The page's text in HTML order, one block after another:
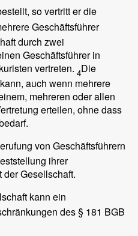
so vertritt er die
Geschäftsführer
durch zwei
Geschäftsführer in
vertreten. 4Die
auch wenn mehrere
mehreren oder allen
erteilen, ohne dass
von Geschäftsführern
ihrer
Gesellschaft.
kann ein
des § 181 BGB